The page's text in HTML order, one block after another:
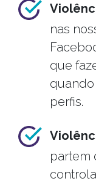
nas
que
perfis.
partem